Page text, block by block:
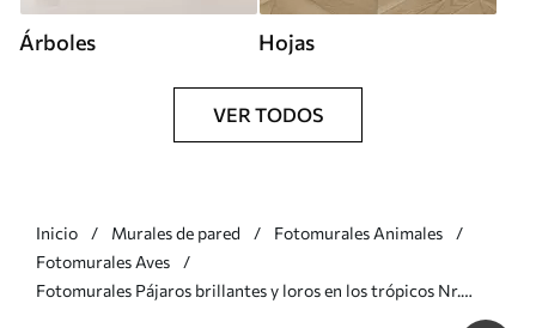
Árboles Hojas
VER TODOS
Inicio Murales de pared
Fotomurales Animales
Fotomurales Aves
Fotomurales Pájaros brillantes y loros en los trópicos Nr.